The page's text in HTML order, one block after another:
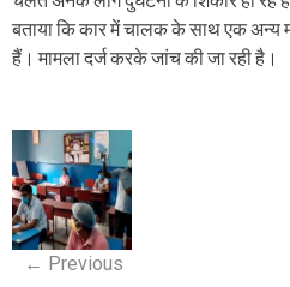
बताया कि कार में चालक के साथ एक अन्य
हैं। मामला दर्ज करके जांच की जा रही है।
P
o
s
← Previous